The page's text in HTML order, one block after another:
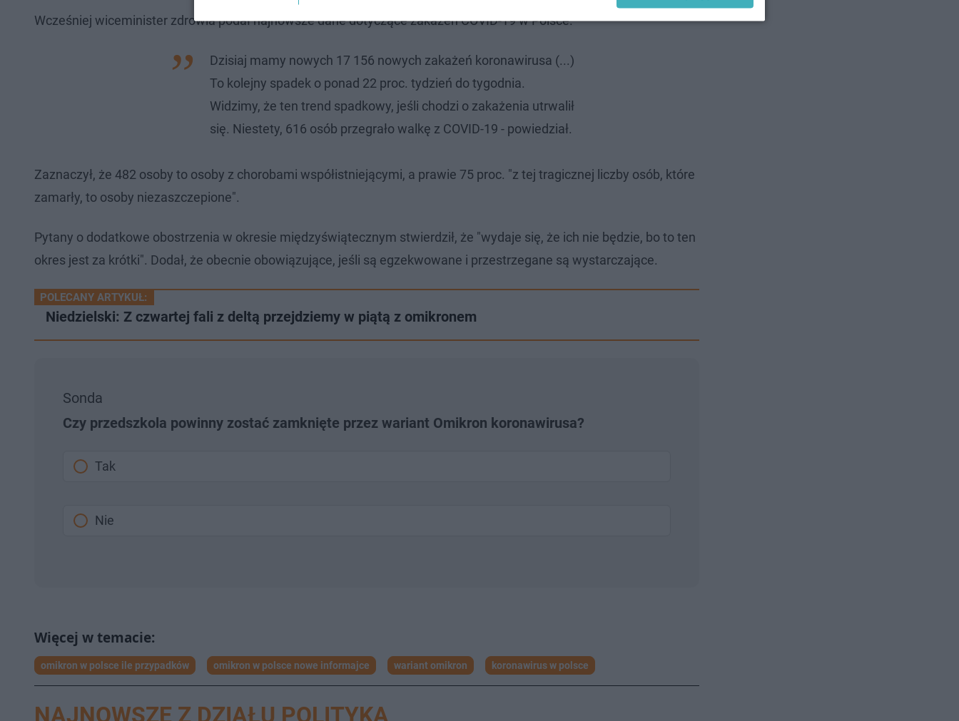
Wcześniej wiceminister zdrowia podał najnowsze dane dotyczące zakażeń COVID-19 w Polsce.
Dzisiaj mamy nowych 17 156 nowych zakażeń koronawirusa (...)
To kolejny spadek o ponad 22 proc. tydzień do tygodnia.
Widzimy, że ten trend spadkowy, jeśli chodzi o zakażenia utrwalił
się. Niestety, 616 osób przegrało walkę z COVID-19 - powiedział.
Zaznaczył, że 482 osoby to osoby z chorobami współistniejącymi, a prawie 75 proc. "z tej tragicznej liczby osób, które
zamarły, to osoby niezaszczepione".
Pytany o dodatkowe obostrzenia w okresie międzyświątecznym stwierdził, że "wydaje się, że ich nie będzie, bo to ten
okres jest za krótki". Dodał, że obecnie obowiązujące, jeśli są egzekwowane i przestrzegane są wystarczające.
POLECANY ARTYKUŁ:
Niedzielski: Z czwartej fali z deltą przejdziemy w piątą z omikronem
Sonda
Czy przedszkola powinny zostać zamknięte przez wariant Omikron koronawirusa?
Tak
Nie
omikron w polsce ile przypadków omikron w polsce nowe informajce wariant omikron koronawirus w polsce
NAJNOWSZE Z DZIAŁU POLITYKA